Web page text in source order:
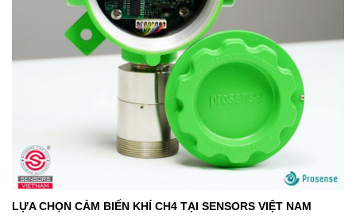
LỰA CHỌN CẢM BIẾN KHÍ CH4 TẠI SENSORS VIỆT NAM